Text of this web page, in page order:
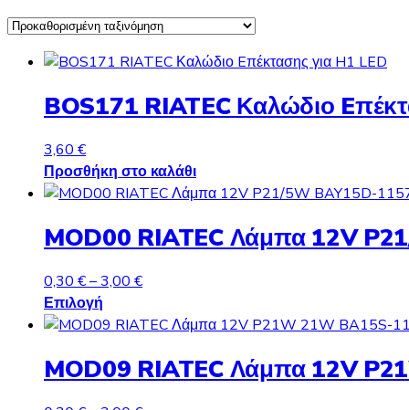
BOS171 RIATEC Καλώδιο
3,60 €
Προσθήκη στο καλάθι
MOD00 RIATEC Λάμπα 12V
0,30 €–3,00 €Price
0,30 €
3,00 €
Επιλογή
το
έχει
MOD09 RIATEC Λάμπα 12V